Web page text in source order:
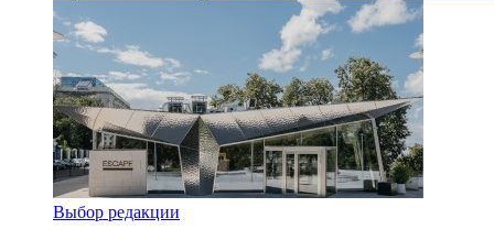
Выбор редакции